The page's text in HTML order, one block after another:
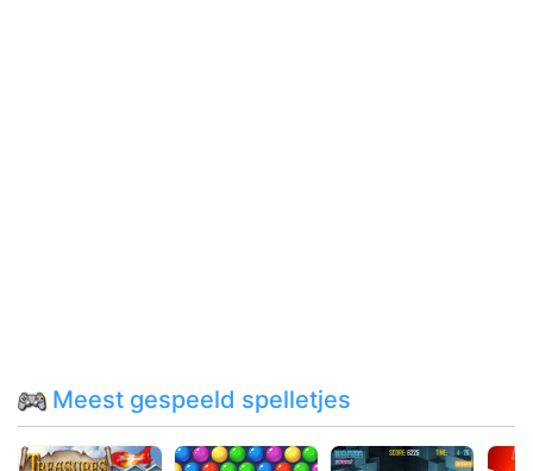
Meest gespeeld spelletjes